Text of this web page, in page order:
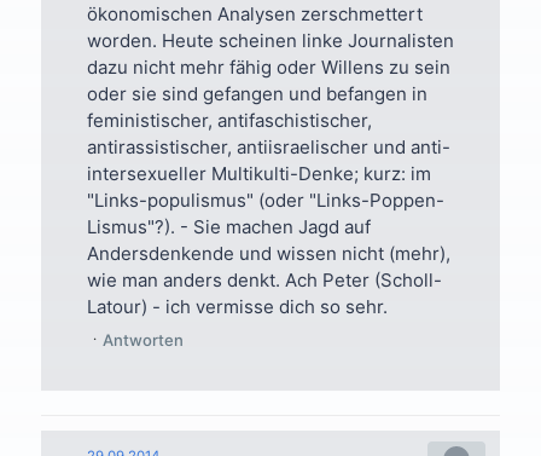
ökonomischen Analysen zerschmettert
worden. Heute scheinen linke Journalisten
dazu nicht mehr fähig oder Willens zu sein
oder sie sind gefangen und befangen in
feministischer, antifaschistischer,
antirassistischer, antiisraelischer und anti-
intersexueller Multikulti-Denke; kurz: im
"Links-populismus" (oder "Links-Poppen-
Lismus"?). - Sie machen Jagd auf
Andersdenkende und wissen nicht (mehr),
wie man anders denkt. Ach Peter (Scholl-
Latour) - ich vermisse dich so sehr.
Antworten